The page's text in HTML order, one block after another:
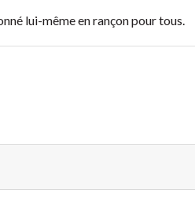
lui-même en rançon pour tous.